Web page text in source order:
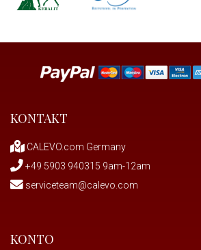
Weiss (38)
KONTAKT
CALEVO.com Germany
+49 5903 940315 9am-12am
serviceteam@calevo.com
KONTO